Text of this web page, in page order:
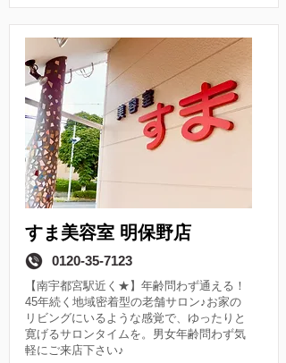
店舗情報
すま美容室 明保野店
0120-35-7123
【南宇都宮駅近く★】年齢問わず通える！
45年続く地域密着型の老舗サロン♪お家の
リビングにいるような感覚で、ゆったりと
寛げるサロンタイムを。 男女年齢問わず気
軽にご来店下さい♪